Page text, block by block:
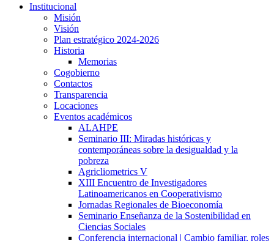
Institucional
Misión
Visión
Plan estratégico 2024-2026
Historia
Memorias
Cogobierno
Contactos
Transparencia
Locaciones
Eventos académicos
ALAHPE
Seminario III: Miradas históricas y
contemporáneas sobre la desigualdad y la
pobreza
Agricliometrics V
XIII Encuentro de Investigadores
Latinoamericanos en Cooperativismo
Jornadas Regionales de Bioeconomía
Seminario Enseñanza de la Sostenibilidad en
Ciencias Sociales
Conferencia internacional | Cambio familiar, roles